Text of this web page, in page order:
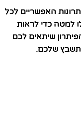
האפשריים לכל
למטה כדי לראות
שיתאים לכם
שלכם.